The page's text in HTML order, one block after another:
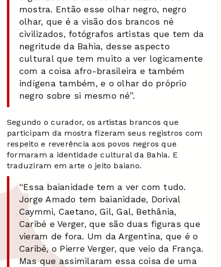
mostra. Então esse olhar negro, negro
olhar, que é a visão dos brancos né
civilizados, fotógrafos artistas que tem da
negritude da Bahia, desse aspecto
cultural que tem muito a ver logicamente
com a coisa afro-brasileira e também
indígena também, e o olhar do próprio
negro sobre si mesmo né”.
Segundo o curador, os artistas brancos que
participam da mostra fizeram seus registros com
respeito e reverência aos povos negros que
formaram a identidade cultural da Bahia. E
traduziram em arte o jeito baiano.
“Essa baianidade tem a ver com tudo.
Jorge Amado tem baianidade, Dorival
Caymmi, Caetano, Gil, Gal, Bethânia,
Caribé e Verger, que são duas figuras que
vieram de fora. Um da Argentina, que é o
Caribé, o Pierre Verger, que veio da França.
Mas que assimilaram essa coisa de uma